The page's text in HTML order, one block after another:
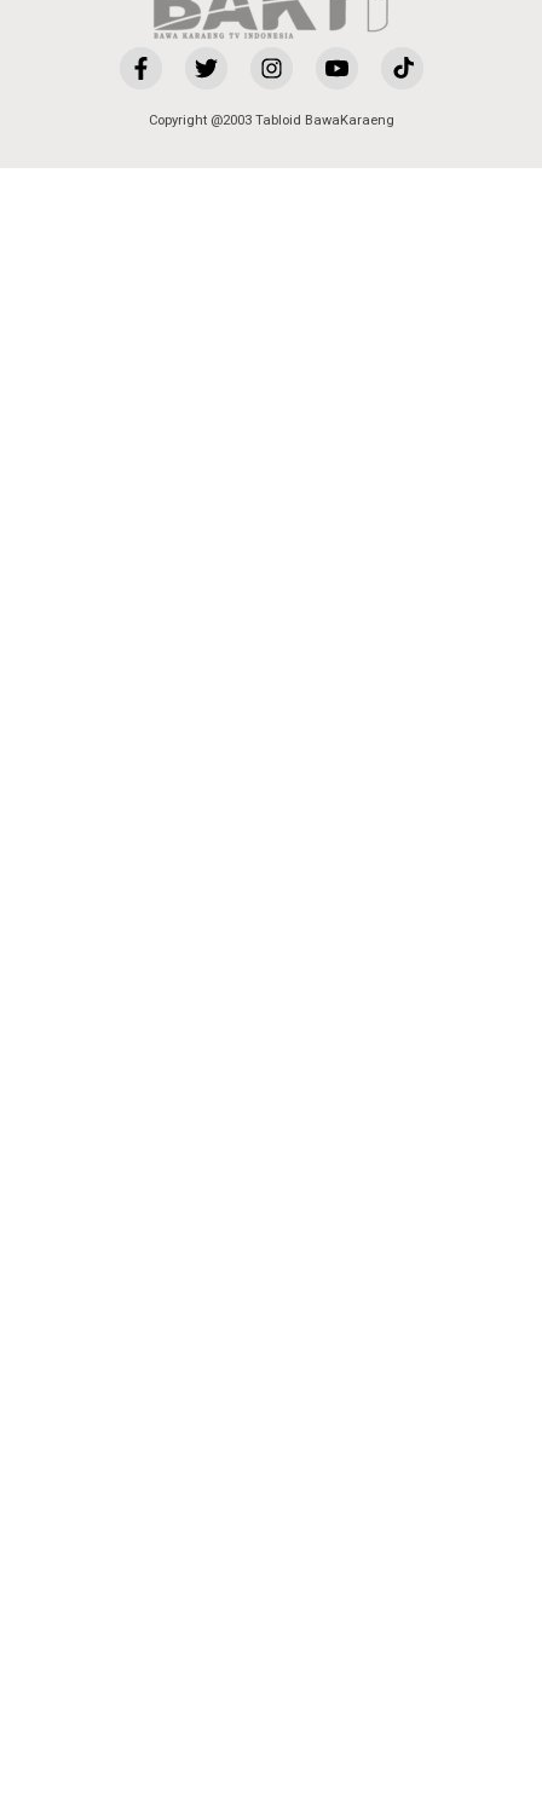
Copyright @2003 Tabloid BawaKaraeng